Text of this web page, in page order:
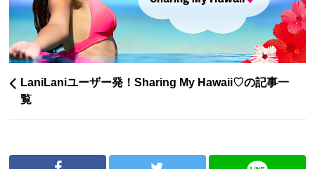
LaniLaniユーザー発！Sharing My Hawaii♡の記事一
覧